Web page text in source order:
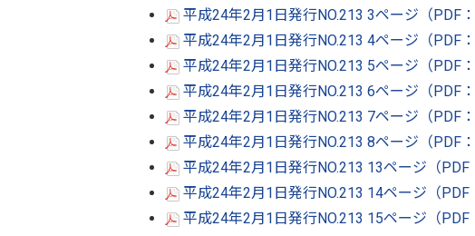
平成24年2月1日発行NO.213 3ページ（PDF
平成24年2月1日発行NO.213 4ページ（PDF
平成24年2月1日発行NO.213 5ページ（PDF
平成24年2月1日発行NO.213 6ページ（PDF
平成24年2月1日発行NO.213 7ページ（PDF
平成24年2月1日発行NO.213 8ページ（PDF
平成24年2月1日発行NO.213 13ページ（PDF
平成24年2月1日発行NO.213 14ページ（PDF
平成24年2月1日発行NO.213 15ページ（PDF